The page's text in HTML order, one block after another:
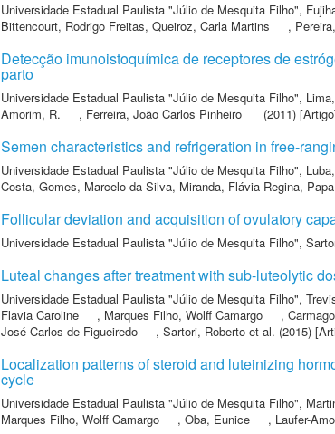
Universidade Estadual Paulista "Júlio de Mesquita Filho",
Bittencourt, Rodrigo Freitas, Queiroz, Carla Martins ,
Detecção imunoistoquímica de receptores de
parto
Universidade Estadual Paulista "Júlio de Mesquita Filho",
Amorim, R.
, Ferreira, João Carlos Pinheiro (2011)
Semen characteristics and refrigeration in free-
Universidade Estadual Paulista "Júlio de Mesquita Filho",
Costa, Gomes, Marcelo da Silva, Miranda, Flávia Regina,
Follicular deviation and acquisition of ovulatory
Universidade Estadual Paulista "Júlio de Mesquita Filho",
Luteal changes after treatment with sub-luteolytic
Universidade Estadual Paulista "Júlio de Mesquita Filho",
Flavia Caroline
, Marques Filho, Wolff Camargo ,
José Carlos de Figueiredo
, Sartori, Roberto et al. (2015)
Localization patterns of steroid and luteinizing
cycle
Universidade Estadual Paulista "Júlio de Mesquita Filho",
Marques Filho, Wolff Camargo
, Oba, Eunice , Laufer-